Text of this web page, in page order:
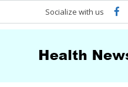
Socialize with us